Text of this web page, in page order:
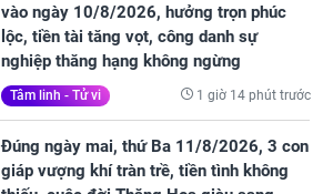
vào ngày 10/8/2026, hưởng trọn phúc
lộc, tiền tài tăng vọt, công danh sự
nghiệp thăng hạng không ngừng
Tâm linh - Tử vi 1 giờ 14 phút trước
Đúng ngày mai, thứ Ba 11/8/2026, 3 con
giáp vượng khí tràn trề, tiền tình không